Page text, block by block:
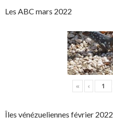
Les ABC mars 2022
« ‹
Îles vénézueliennes février 2022